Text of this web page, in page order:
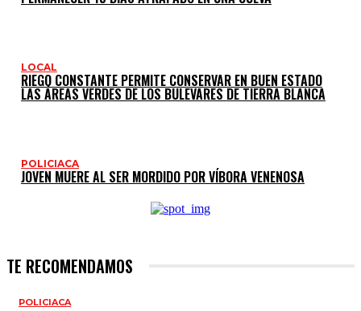
LOCAL
RIEGO CONSTANTE PERMITE CONSERVAR EN BUEN ESTADO
LAS ÁREAS VERDES DE LOS BULEVARES DE TIERRA BLANCA
POLICIACA
JOVEN MUERE AL SER MORDIDO POR VÍBORA VENENOSA
TE RECOMENDAMOS
POLICIACA